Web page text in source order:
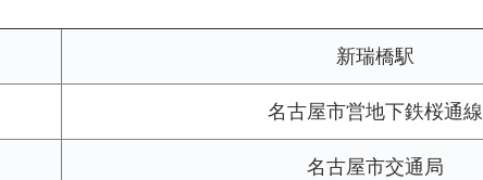
新瑞橋駅
名古屋市営地下鉄桜通線
名古屋市交通局